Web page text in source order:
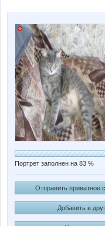
Портрет заполнен на 83 %
Отправить приватное
Добавить в